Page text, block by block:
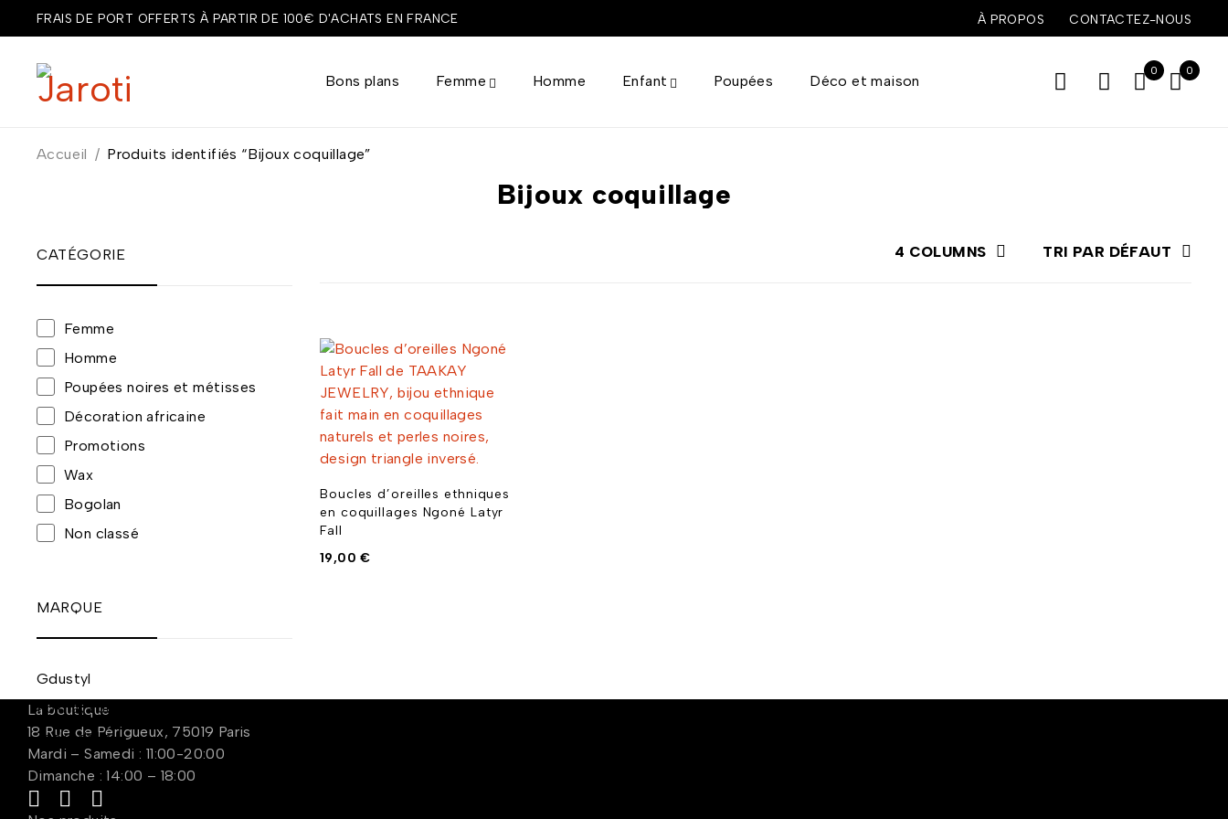
FRAIS DE PORT OFFERTS À PARTIR DE 100€ D'ACHATS EN FRANCE À PROPOS CONTACTEZ-NOUS
Bons plans Femme Homme Enfant Poupées Déco et maison
0 0
Bijoux coquillage
Accueil / Produits identifiés “Bijoux coquillage”
4 COLUMNS
CATÉGORIE
Femme
Homme
Poupées noires et métisses
Décoration africaine
Promotions
Wax
Bogolan
Non classé
MARQUE
Gdustyl
Rokhaya Jewerly
Tackodolls
TRI PAR DÉFAUT
Boucles d’oreilles ethniques
en coquillages Ngoné Latyr
Fall
19,00€
La boutique
18 Rue de Périgueux, 75019 Paris
Mardi – Samedi : 11:00-20:00
Dimanche : 14:00 – 18:00